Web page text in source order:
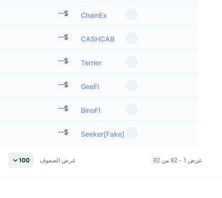
ChainEx
$
--
CASHCAB
$
--
Terrier
$
--
GeeFi
$
--
BinoFI
$
--
[Fake]Seeker
$
--
عرض 1 - 92 من 92 عرض الصفوف 100